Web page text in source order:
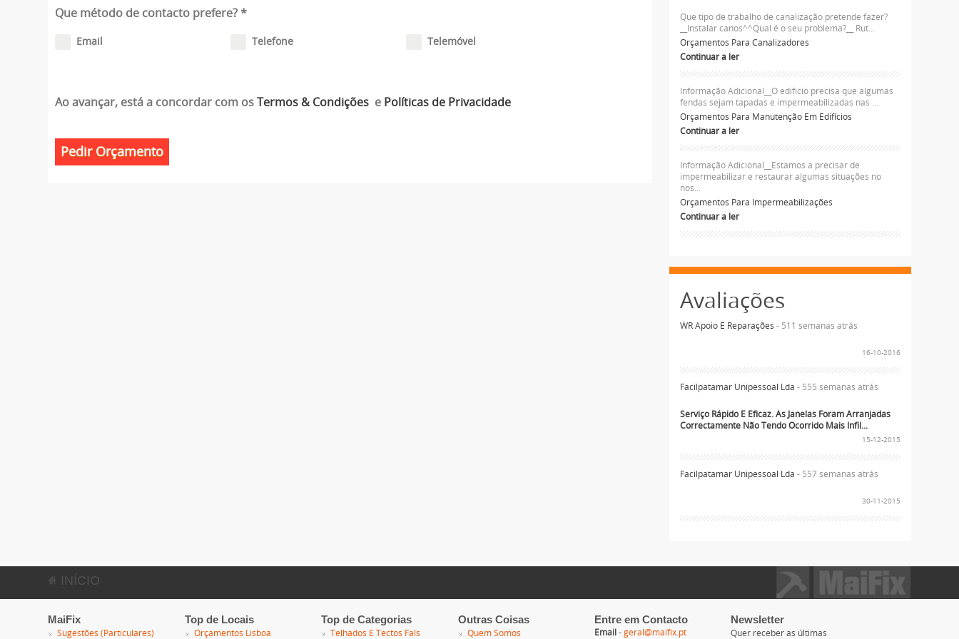
Que método de contacto prefere?*
Email Telefone Telemóvel
Ao avançar, está a concordar com osTermos & Condições e Políticas de Privacidade
Que tipo de trabalho de canalização pretende fazer?
__Instalar canos^^Qual é o seu problema?__ Rut...
Orçamentos Para Canalizadores
Continuar a ler
Informação Adicional__O edificio precisa que algumas
fendas sejam tapadas e impermeabilizadas nas ...
Orçamentos Para Manutenção Em Edifícios
Continuar a ler
Informação Adicional__Estamos a precisar de
impermeabilizar e restaurar algumas situações no
nos...
Orçamentos Para Impermeabilizações
Continuar a ler
Avaliações
WR Apoio E Reparações - 511 semanas atrás
16-10-2016
Facilpatamar Unipessoal Lda - 555 semanas atrás
Serviço Rápido E Eficaz. As Janelas Foram Arranjadas
Correctamente Não Tendo Ocorrido Mais Infil...
15-12-2015
Facilpatamar Unipessoal Lda - 557 semanas atrás
30-11-2015
INÍCIO
MaiFix
Sugestões (Particulares)
Top de Locais
Orçamentos Lisboa
Top de Categorias
Telhados E Tectos Fals
Outras Coisas
Quem Somos
Entre em Contacto
Email - geral@maifix.pt
Newsletter
Quer receber as últimas